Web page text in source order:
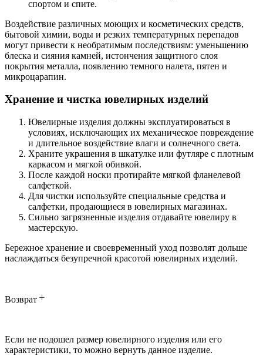
спортом и спите.
Воздействие различных моющих и косметических средств,
бытовой химии, воды и резких температурных перепадов
могут привести к необратимым последствиям: уменьшению
блеска и сияния камней, истончения защитного слоя
покрытия металла, появлению темного налета, пятен и
микроцарапин.
Хранение и чистка ювелирных изделий
Ювелирные изделия должны эксплуатироваться в
условиях, исключающих их механическое повреждение
и длительное воздействие влаги и солнечного света.
Храните украшения в шкатулке или футляре с плотным
каркасом и мягкой обивкой.
После каждой носки протирайте мягкой фланелевой
салфеткой.
Для чистки используйте специальные средства и
салфетки, продающиеся в ювелирных магазинах.
Сильно загрязненные изделия отдавайте ювелиру в
мастерскую.
Бережное хранение и своевременный уход позволят дольше
наслаждаться безупречной красотой ювелирных изделий.
Возврат
Если не подошел размер ювелирного изделия или его
характеристики, то можно вернуть данное изделие.